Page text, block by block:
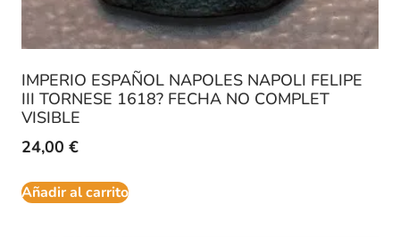
IMPERIO ESPAÑOL NAPOLES NAPOLI FELIPE
III TORNESE 1618? FECHA NO COMPLET
VISIBLE
24,00 €
Añadir al carrito